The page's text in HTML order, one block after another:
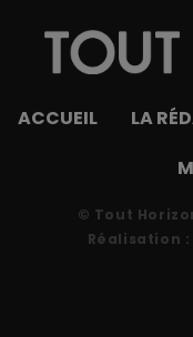
ACCUEIL LA
© Tout
Réalisation :